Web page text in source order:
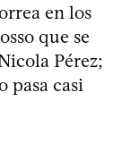
en los
que se
Pérez;
pasa casi